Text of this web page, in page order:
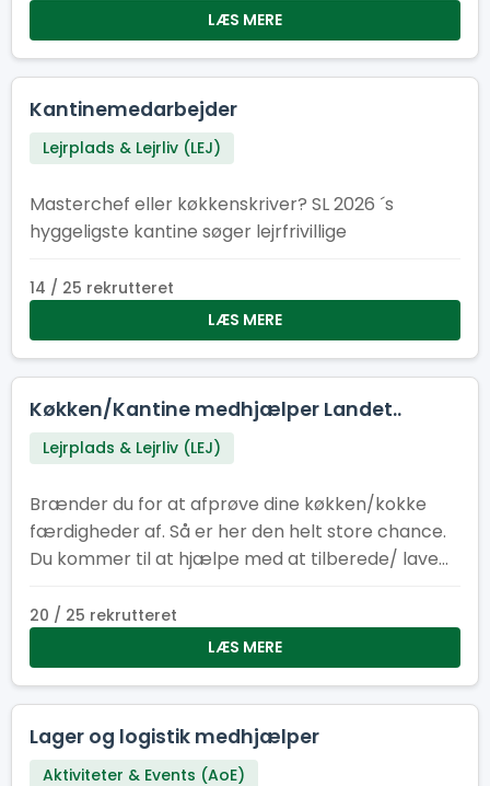
LÆS MERE
Kantinemedarbejder
Lejrplads & Lejrliv (LEJ)
Masterchef eller køkkenskriver? SL 2026 ´s
hyggeligste kantine søger lejrfrivillige
14 / 25 rekrutteret
LÆS MERE
Køkken/Kantine medhjælper Landet..
Lejrplads & Lejrliv (LEJ)
Brænder du for at afprøve dine køkken/kokke
færdigheder af. Så er her den helt store chance.
Du kommer til at hjælpe med at tilberede/ lave
20 / 25 rekrutteret
LÆS MERE
Lager og logistik medhjælper
Aktiviteter & Events (AoE)